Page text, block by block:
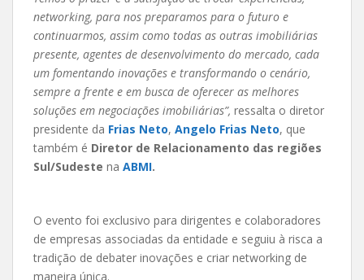
networking, para nos preparamos para o futuro e
continuarmos, assim como todas as outras imobiliárias
presente, agentes de desenvolvimento do mercado, cada
um fomentando inovações e transformando o cenário,
sempre a frente e em busca de oferecer as melhores
soluções em negociações imobiliárias”, ressalta o diretor
presidente da Frias Neto, Angelo Frias Neto, que
também é Diretor de Relacionamento das regiões
Sul/Sudeste na ABMI.
O evento foi exclusivo para dirigentes e colaboradores
de empresas associadas da entidade e seguiu à risca a
tradição de debater inovações e criar networking de
maneira única.